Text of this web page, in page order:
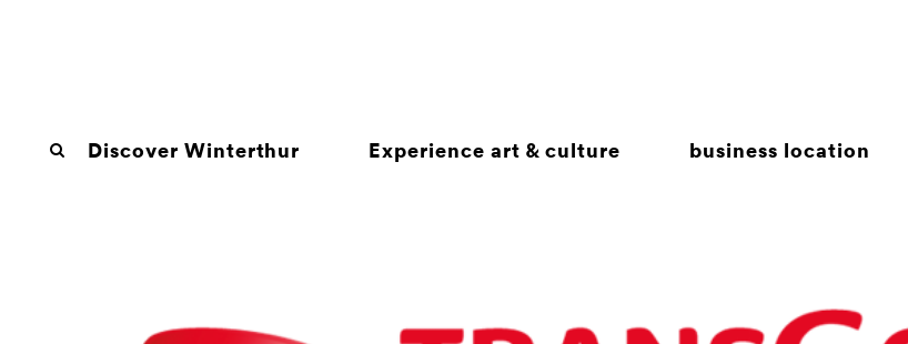
Discover Winterthur Experience art & culture business location